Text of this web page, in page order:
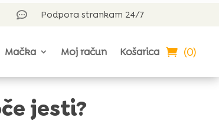
 Podpora strankam 24/7
Mačka Moj račun Košarica (0)
jesti?